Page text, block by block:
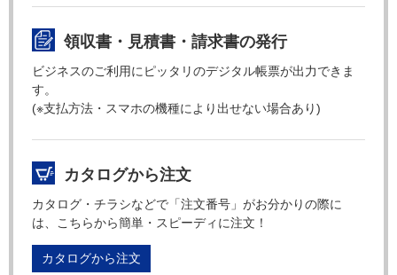
領収書・見積書・請求書の発行
ビジネスのご利用にピッタリのデジタル帳票が出力できま
す。
(※支払方法・スマホの機種により出せない場合あり)
カタログから注文
カタログ・チラシなどで「注文番号」がお分かりの際に
は、こちらから簡単・スピーディに注文！
カタログから注文